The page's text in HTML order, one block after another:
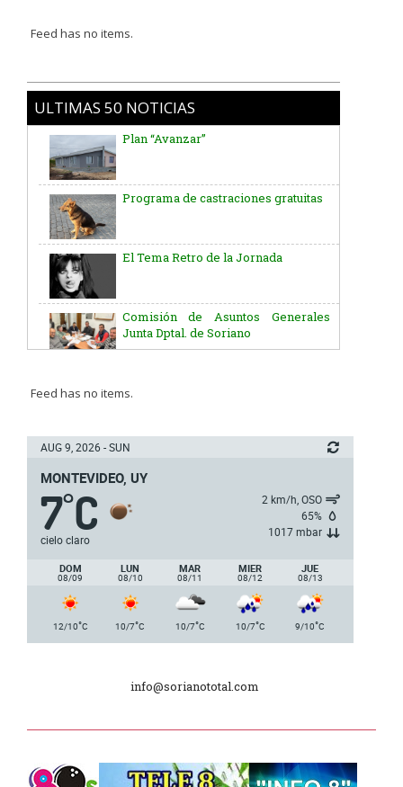
Feed has no items.
ULTIMAS 50 NOTICIAS
Plan “Avanzar”
Programa de castraciones gratuitas
El Tema Retro de la Jornada
Comisión de Asuntos Generales
Junta Dptal. de Soriano
Junta Dptal. de Soriano
5ª y 6ª fecha de los campeonatos
Delegación de la Embajada de Japón
2025
Dpto. de Higiene de la Intendencia.
Feed has no items.
AUG 9, 2026 - SUN
MONTEVIDEO, UY
7°C
cielo claro
2 km/h, OSO
65%
1017 mbar
DOM
08/09
LUN
08/10
MAR
08/11
MIER
08/12
JUE
08/13
12/10°C 10/7°C 10/7°C 10/7°C 9/10°C
info@sorianototal.com